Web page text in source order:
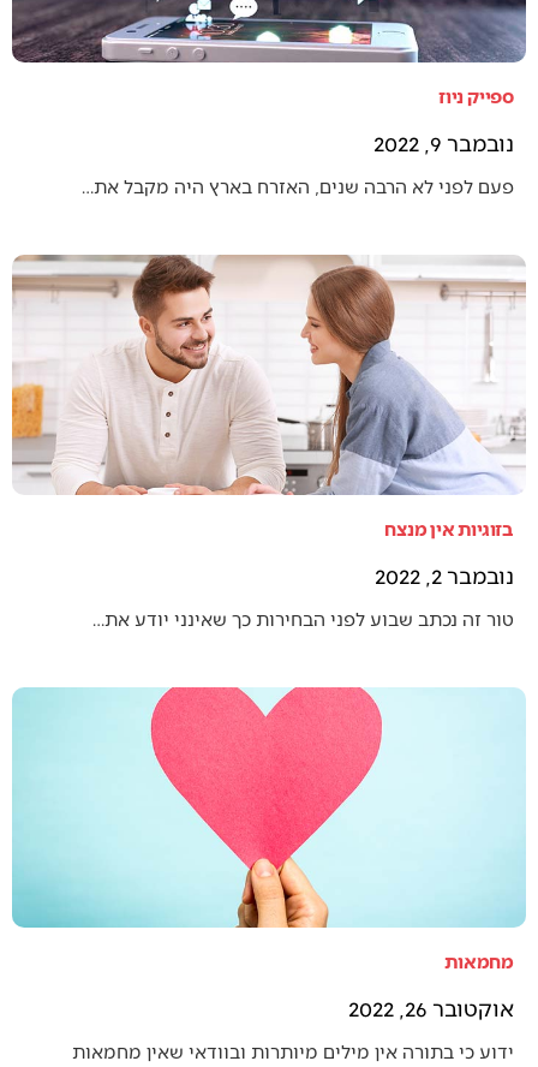
ספייק ניוז
נובמבר 9, 2022
פעם לפני לא הרבה שנים, האזרח בארץ היה מקבל את…
בזוגיות אין מנצח
נובמבר 2, 2022
טור זה נכתב שבוע לפני הבחירות כך שאינני יודע את…
מחמאות
אוקטובר 26, 2022
ידוע כי בתורה אין מילים מיותרות ובוודאי שאין מחמאות